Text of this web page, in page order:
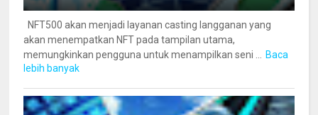
NFT500 akan menjadi layanan casting langganan yang
akan menempatkan NFT pada tampilan utama,
memungkinkan pengguna untuk menampilkan seni ...
Baca
lebih banyak